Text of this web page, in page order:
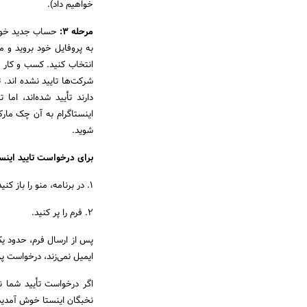
خواهیم داد).
مرحله 3:
حساب جدید
انتخاب کنید. کسب و کار
اینستاگرام به آن چک
شوید.
برای درخواست تایید
1. در برنامه، منو را باز کنید. روی Settings، سپس Account و سپس Request Verification کلیک کنید.
2. فرم را پر کنید.
پس از ارسال فرم، حدود
ایمیل نمی‌زند، درخواست
نخبگان اینستا خوش